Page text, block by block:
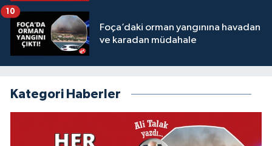
Foça’daki orman yangınına havadan
ve karadan müdahale
10
Kategori Haberler